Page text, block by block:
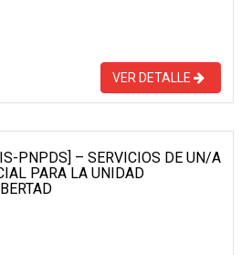
VER DETALLE
PNPDS] – SERVICIOS DE UN/A
PARA LA UNIDAD